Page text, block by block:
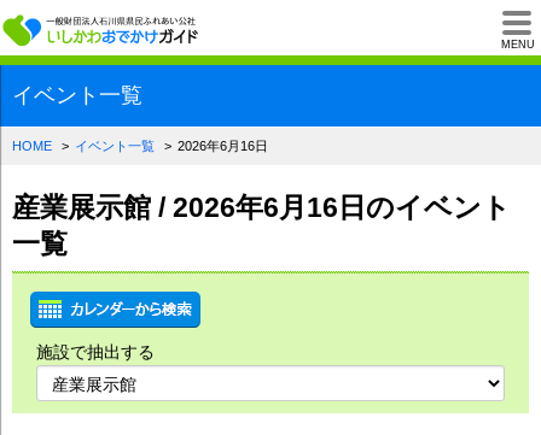
MENU
一般財団法人石川
イベント一覧
HOME イベント一覧 2026年6月16日
産業展示館 / 2026年6月16日のイベント
一覧
施設で抽出する